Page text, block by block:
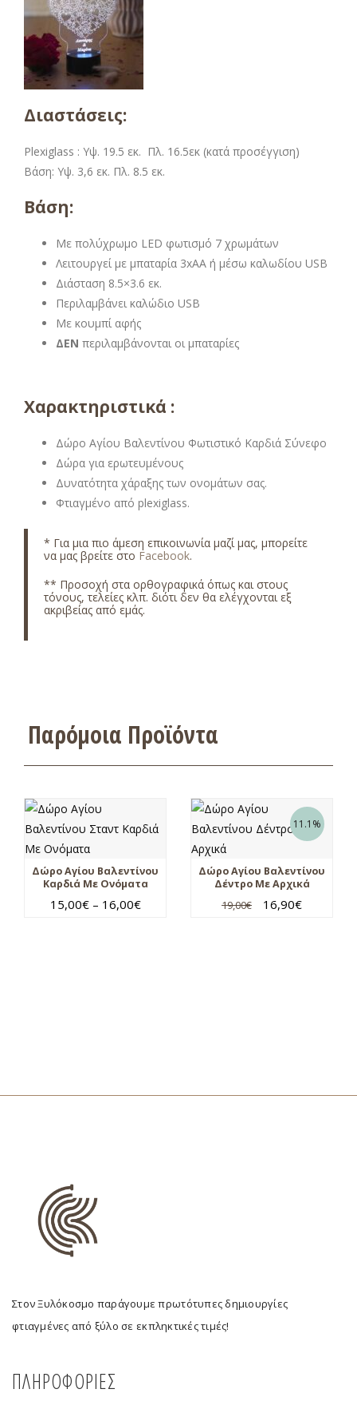
Διαστάσεις:
Plexiglass : Υψ. 19.5 εκ. Πλ. 16.5εκ (κατά προσέγγιση)
Βάση: Υψ. 3,6 εκ. Πλ. 8.5 εκ.
Βάση:
Με πολύχρωμο LED φωτισμό 7 χρωμάτων
Λειτουργεί με μπαταρία 3xAA ή μέσω καλωδίου USB
Διάσταση 8.5×3.6 εκ.
Περιλαμβάνει καλώδιο USB
Με κουμπί αφής
ΔΕΝ περιλαμβάνονται οι μπαταρίες
Χαρακτηριστικά :
Δώρο Αγίου Βαλεντίνου Φωτιστικό Καρδιά Σύνεφο
Δώρα για ερωτευμένους
Δυνατότητα χάραξης των ονομάτων σας.
Φτιαγμένο από plexiglass.
* Για μια πιο άμεση επικοινωνία μαζί μας, μπορείτε
να μας βρείτε στο Facebook.
** Προσοχή στα ορθογραφικά όπως και στους
τόνους, τελείες κλπ. διότι δεν θα ελέγχονται εξ
ακριβείας από εμάς.
Παρόμοια Προϊόντα
Δώρο Αγίου Βαλεντίνου
Καρδιά Με Ονόματα
15,00€ – 16,00€
11.1%
Δώρο Αγίου Βαλεντίνου
Δέντρο Με Αρχικά
19,00€ 16,90€
Στον Ξυλόκοσμο παράγουμε πρωτότυπες δημιουργίες
φτιαγμένες από ξύλο σε εκπληκτικές τιμές!
ΠΛΗΡΟΦΟΡΙΕΣ